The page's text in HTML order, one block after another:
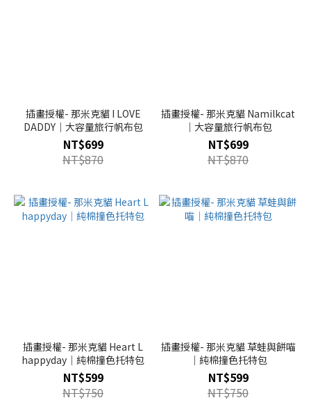
插畫授權- 那米克貓 I LOVE
DADDY｜大容量旅行帆布包
NT$699
NT$870
插畫授權- 那米克貓 Namilkcat
｜大容量旅行帆布包
NT$699
NT$870
插畫授權- 那米克貓 Heart L
happyday｜純棉撞色托特包
NT$599
NT$750
插畫授權- 那米克貓 草蛙與餅喵
｜純棉撞色托特包
NT$599
NT$750